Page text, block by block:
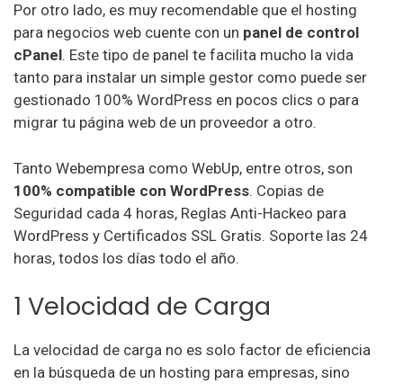
Por otro lado, es muy recomendable que el hosting
para negocios web cuente con un panel de control
cPanel. Este tipo de panel te facilita mucho la vida
tanto para instalar un simple gestor como puede ser
gestionado 100% WordPress en pocos clics o para
migrar tu página web de un proveedor a otro.
Tanto Webempresa como WebUp, entre otros, son
100% compatible con WordPress. Copias de
Seguridad cada 4 horas, Reglas Anti-Hackeo para
WordPress y Certificados SSL Gratis. Soporte las 24
horas, todos los días todo el año.
1 Velocidad de Carga
La velocidad de carga no es solo factor de eficiencia
en la búsqueda de un hosting para empresas, sino